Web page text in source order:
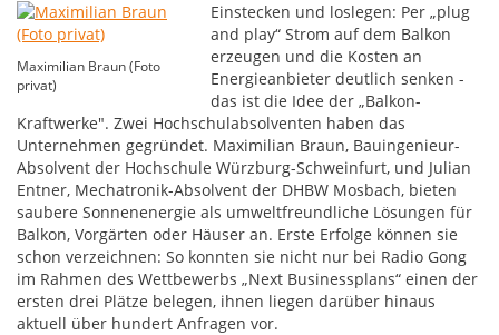
Maximilian Braun (Foto
privat)
Einstecken und loslegen: Per „plug
and play“ Strom auf dem Balkon
erzeugen und die Kosten an
Energieanbieter deutlich senken -
das ist die Idee der „Balkon-
Kraftwerke". Zwei Hochschulabsolventen haben das
Unternehmen gegründet. Maximilian Braun, Bauingenieur-
Absolvent der Hochschule Würzburg-Schweinfurt, und Julian
Entner, Mechatronik-Absolvent der DHBW Mosbach, bieten
saubere Sonnenenergie als umweltfreundliche Lösungen für
Balkon, Vorgärten oder Häuser an. Erste Erfolge können sie
schon verzeichnen: So konnten sie nicht nur bei Radio Gong
im Rahmen des Wettbewerbs „Next Businessplans“ einen der
ersten drei Plätze belegen, ihnen liegen darüber hinaus
aktuell über hundert Anfragen vor.